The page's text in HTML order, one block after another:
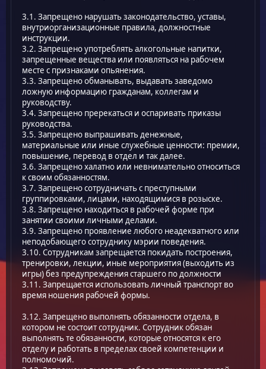
3.1. Запрещено нарушать законодательство, уставы,
внутриорганизационные правила, должностные
инструкции.
3.2. Запрещено употреблять алкогольные напитки,
запрещенные вещества или появляться на рабочем
месте с признаками опьянения.
3.3. Запрещено обманывать, выдавать заведомо
ложную информацию гражданам, коллегам и
руководству.
3.4. Запрещено пререкаться и оспаривать приказы
руководства.
3.5. Запрещено выпрашивать денежные,
материальные или иные служебные ценности: премии,
повышение, перевод в отдел и так далее.
3.6. Запрещено халатно или невнимательно относиться
к своим обязанностям.
3.7. Запрещено сотрудничать с преступными
группировками, лицами, находящимися в розыске.
3.8. Запрещено находиться в рабочей форме при
занятии своими личными делами.
3.9. Запрещено проявление любого неадекватного или
неподобающего сотруднику мэрии поведения.
3.10. Сотрудникам запрещается покидать построения,
тренировки, лекции, иные мероприятия (выходить из
игры) без предупреждения старшего по должности
3.11. Запрещается использовать личный транспорт во
время ношения рабочей формы.
3.12. Запрещено выполнять обязанности отдела, в
котором не состоит сотрудник. Сотрудник обязан
выполнять те обязанности, которые относятся к его
отделу и работать в пределах своей компетенции и
полномочий.